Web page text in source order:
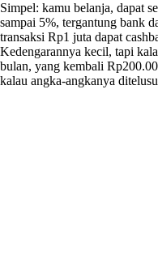
Simpel: kamu belanja, dapat
sampai 5%, tergantung bank
transaksi Rp1 juta dapat
Kedengarannya kecil, tapi
bulan, yang kembali
kalau angka-angkanya